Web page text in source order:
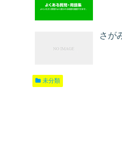
さが
未分類